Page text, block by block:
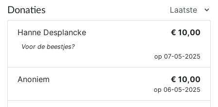
Donaties
Hanne Desplancke € 10,00
Voor de beestjes?
op 07-05-2025
Anoniem € 10,00
op 06-05-2025